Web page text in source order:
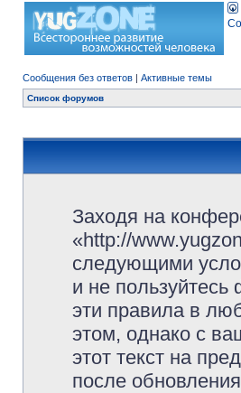
Сообщения без ответов | Активные темы
Список форумов
Заходя на
«http://
следующими
и не
эти правила в
этом, однако с
этот текст на
после